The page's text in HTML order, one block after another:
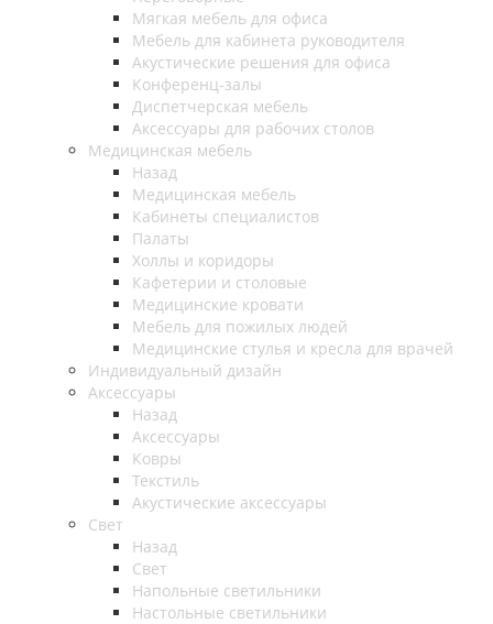
Мягкая мебель для офиса
Мебель для кабинета руководителя
Акустические решения для офиса
Конференц-залы
Диспетчерская мебель
Аксессуары для рабочих столов
Медицинская мебель
Назад
Медицинская мебель
Кабинеты специалистов
Палаты
Холлы и коридоры
Кафетерии и столовые
Медицинские кровати
Мебель для пожилых людей
Медицинские стулья и кресла для врачей
Индивидуальный дизайн
Аксессуары
Назад
Аксессуары
Ковры
Текстиль
Акустические аксессуары
Свет
Назад
Свет
Напольные светильники
Настольные светильники